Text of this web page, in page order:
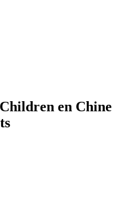
en Chine